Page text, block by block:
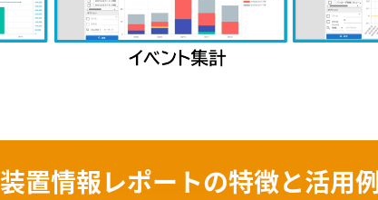
装置情報レポートの特徴と活用例